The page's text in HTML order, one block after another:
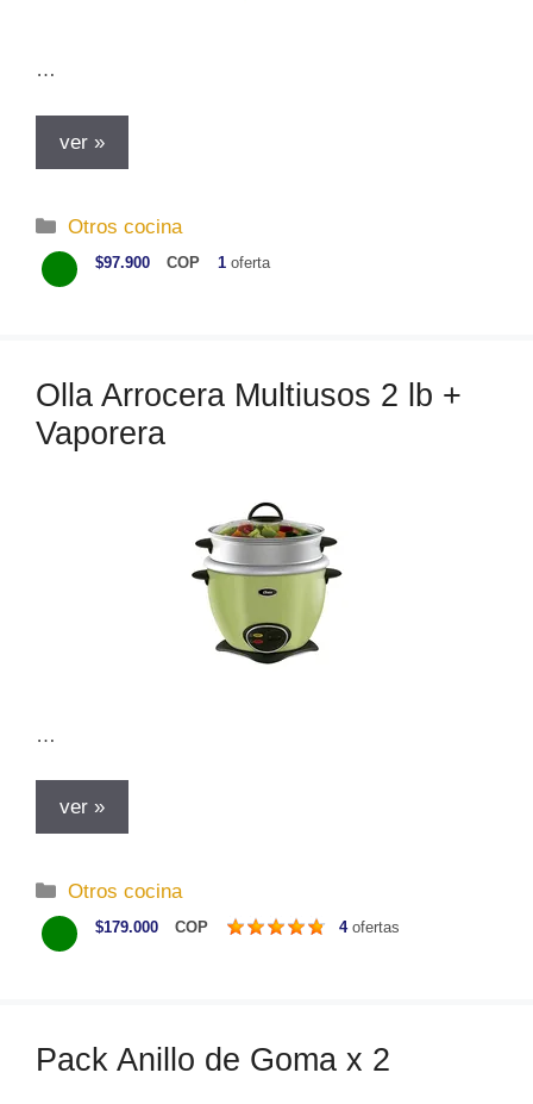
…
ver »
C
a
t
r
í
Otros cocina
$97.900 COP 1 oferta
Olla Arrocera Multiusos 2 lb +
Vaporera
…
ver »
C
a
t
r
Otros cocina
$179.000 COP 4 ofertas
Pack Anillo de Goma x 2